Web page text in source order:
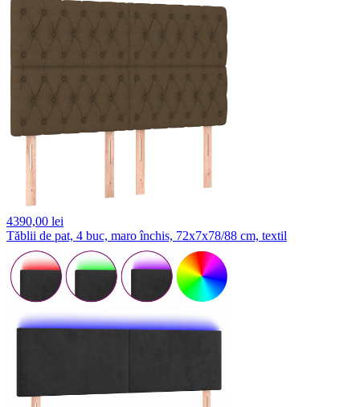
4390,00 lei
Tăblii de pat, 4 buc, maro închis, 72x7x78/88 cm, textil